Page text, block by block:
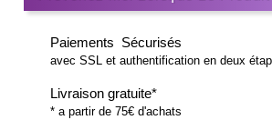
Paiements Sécurisés
avec SSL et authentification en deux
Livraison gratuite*
* a partir de 75€ d'achats